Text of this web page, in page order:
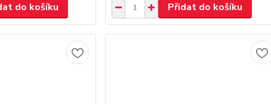
do košíku Přidat do košíku